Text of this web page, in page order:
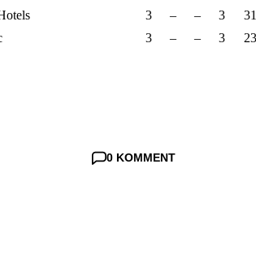
3 – – 3
3 – – 3
0 KOMMENT